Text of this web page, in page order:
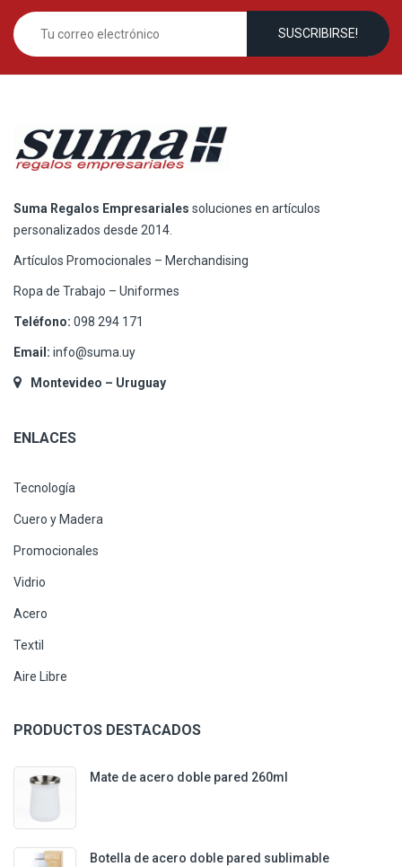
Suma Regalos Empresariales soluciones en artículos
personalizados desde 2014.
Artículos Promocionales – Merchandising
Ropa de Trabajo – Uniformes
Teléfono: 098 294 171
Email: info@suma.uy
Montevideo – Uruguay
ENLACES
Tecnología
Cuero y Madera
Promocionales
Vidrio
Acero
Textil
Aire Libre
PRODUCTOS DESTACADOS
Mate de acero doble pared 260ml
Botella de acero doble pared sublimable